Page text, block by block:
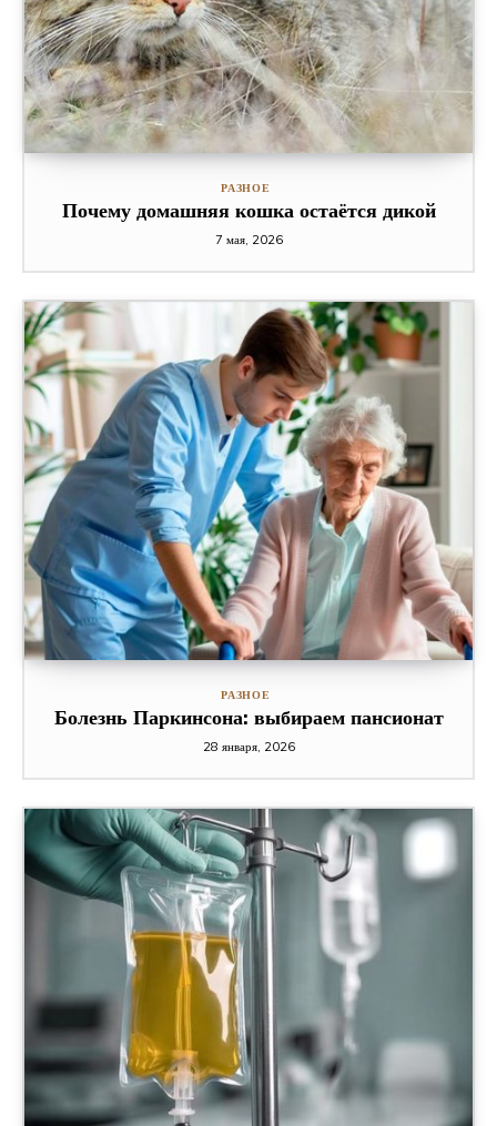
РАЗНОЕ
Почему домашняя кошка остаётся дикой
7 мая, 2026
РАЗНОЕ
Болезнь Паркинсона: выбираем пансионат
28 января, 2026